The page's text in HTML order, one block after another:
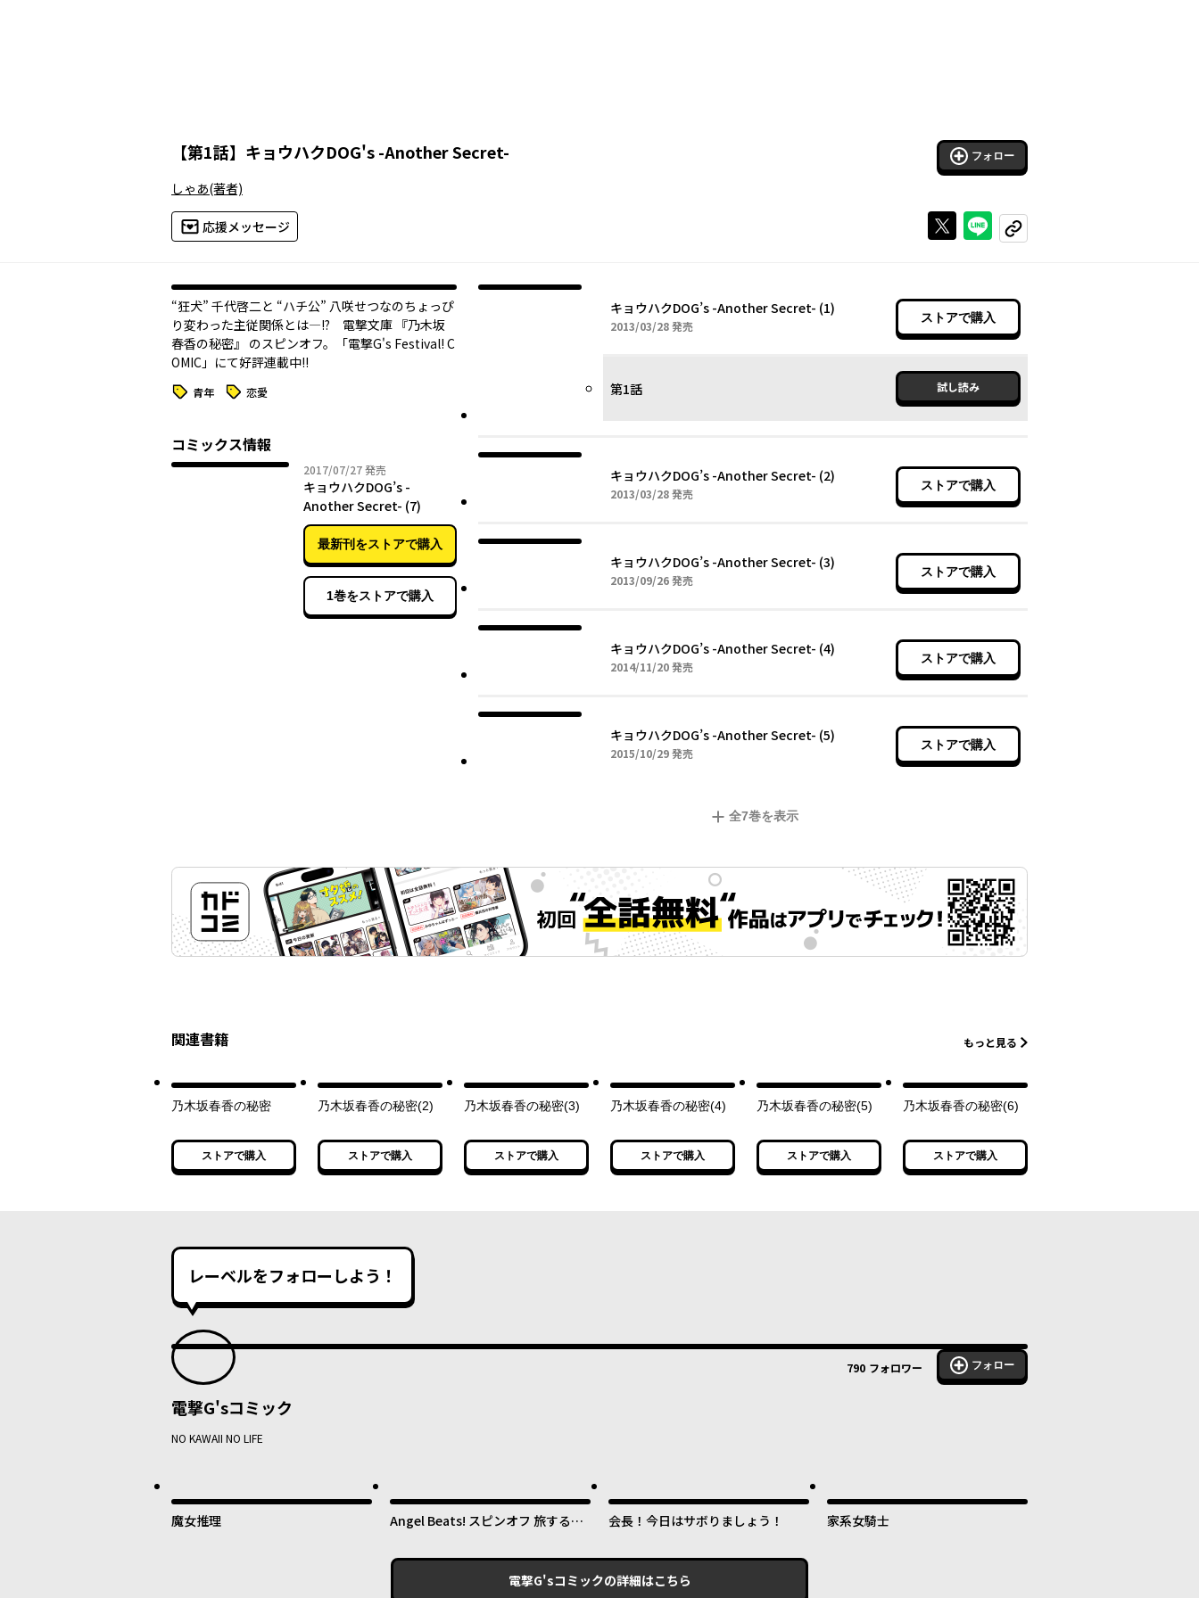
【第1話】 キョウハクDOG's -Another Secret- フォロー
しゃあ(著者)
応援メッセージ Xで投稿するラインでシェアする
コピーする
“狂犬” 千代啓二と “ハチ公” 八咲せつなのちょっぴ
り変わった主従関係とは―!? 電撃文庫 『乃木坂
春香の秘密』 のスピンオフ。「電撃G's Festival! C
OMIC」にて好評連載中!!
タグ 青年 タグ 恋愛
コミックス情報
2017/07/272017年07月27日
発売
キョウハクDOG’s -
Another Secret- (7)
最新刊をストアで購入
1巻をストアで購入
キョウハクDOG’s -Another Secret- (1)
2013/03/282013年03月28日
発売
ストアで購入
第1話 試し読み
キョウハクDOG’s -Another Secret- (2)
2013/03/282013年03月28日
発売
ストアで購入
キョウハクDOG’s -Another Secret- (3)
2013/09/262013年09月26日
発売
ストアで購入
キョウハクDOG’s -Another Secret- (4)
2014/11/202014年11月20日
発売
ストアで購入
キョウハクDOG’s -Another Secret- (5)
2015/10/292015年10月29日
発売
ストアで購入
全7巻を表示
関連書籍 もっと見る
乃木坂春香の秘密
ストアで購入
乃木坂春香の秘密(2)
ストアで購入
乃木坂春香の秘密(3)
ストアで購入
乃木坂春香の秘密(4)
ストアで購入
乃木坂春香の秘密(5)
ストアで購入
乃木坂春香の秘密(6)
ストアで購入
レーベルをフォローしよう！
790 フォロワー フォロー
電撃G'sコミック
NO KAWAII NO LIFE
魔女推理
Angel Beats! スピンオフ 旅する天
会長！今日はサボりましょう！ 家系女騎士
電撃G'sコミックの詳細はこちら